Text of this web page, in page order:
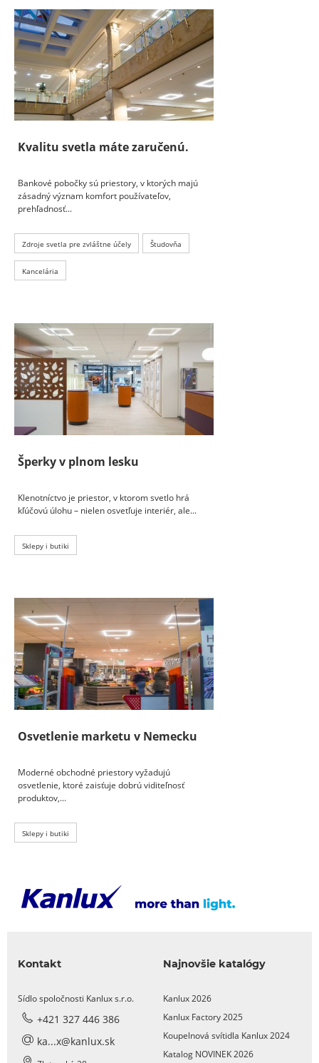
Kvalitu svetla máte zaručenú.
Bankové pobočky sú priestory, v ktorých majú
zásadný význam komfort používateľov,
prehľadnosť...
Zdroje svetla pre zvláštne účely Študovňa
Kancelária
Šperky v plnom lesku
Klenotníctvo je priestor, v ktorom svetlo hrá
kľúčovú úlohu – nielen osvetľuje interiér, ale...
Sklepy i butiki
Osvetlenie marketu v Nemecku
Moderné obchodné priestory vyžadujú
osvetlenie, ktoré zaisťuje dobrú viditeľnosť
produktov,...
Sklepy i butiki
Kontakt
Sídlo spoločnosti Kanlux s.r.o.
+421 327 446 386
ka...x@kanlux.sk
Najnovšie katalógy
Kanlux 2026
Kanlux Factory 2025
Koupelnová svítidla Kanlux 2024
Katalog NOVINEK 2026